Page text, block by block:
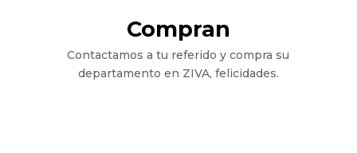
Compran
Contactamos a tu referido y compra su
departamento en ZIVA, felicidades.